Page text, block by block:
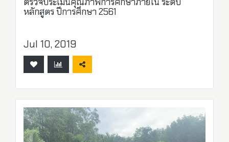
หลักสูตร ปีการศึกษา 2561
Jul 10, 2019